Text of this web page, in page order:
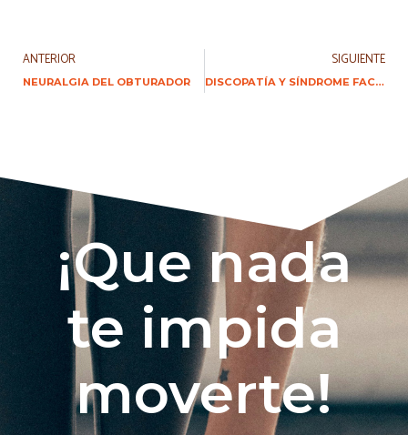
ANTERIOR
NEURALGIA DEL OBTURADOR
SIGUIENTE
DISCOPATÍA Y SÍNDROME FACETARIO
¡Que nada
te impida
moverte!